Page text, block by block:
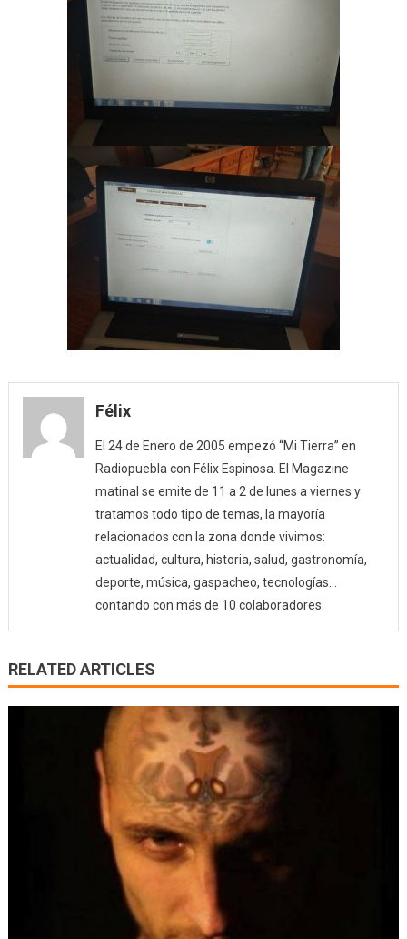
Félix
El 24 de Enero de 2005 empezó “Mi Tierra” en
Radiopuebla con Félix Espinosa. El Magazine
matinal se emite de 11 a 2 de lunes a viernes y
tratamos todo tipo de temas, la mayoría
relacionados con la zona donde vivimos:
actualidad, cultura, historia, salud, gastronomía,
deporte, música, gaspacheo, tecnologías…
contando con más de 10 colaboradores.
RELATED ARTICLES